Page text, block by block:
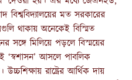
বিশ্ববিদ্যালয়ের মত সরকারের
থাকায় অনেকেই বিস্মিত
সঙ্গে মিলিয়ে পড়লে বিস্ময়ের
আসলে পাবলিক
রাষ্ট্রের আর্থিক দায়